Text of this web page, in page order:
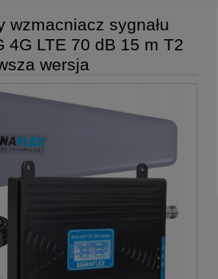
wzmacniacz sygnału
4G LTE 70 dB 15 m T2
wersja